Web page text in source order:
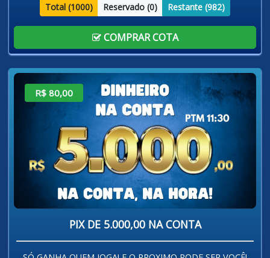
Total (1000) Reservado (0) Restante (982)
COMPRAR COTA
R$ 80,00
PIX DE 5.000,00 NA CONTA